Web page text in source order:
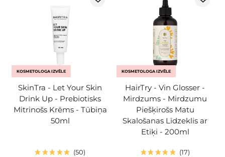
KOSMETOLOGA IZVĒLE
SkinTra - Let Your Skin
Drink Up - Prebiotisks
Mitrinošs Krēms - Tūbiņa
50ml
50
KOSMETOLOGA IZVĒLE
HairTry - Vin Glosser -
Mirdzums - Mirdzumu
Piešķirošs Matu
Skalošanas Līdzeklis ar
Etiķi - 200ml
17